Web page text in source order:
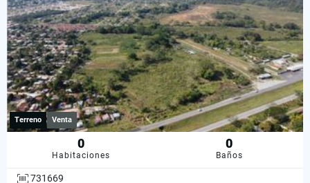
Terreno Venta
0
Habitaciones
0
Baños
731669